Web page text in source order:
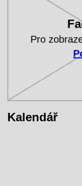
Pro
Kalendář